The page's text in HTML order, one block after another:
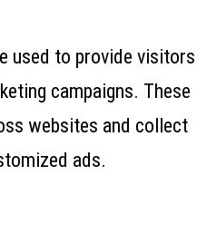
used to provide visitors
campaigns. These
websites and collect
ads.